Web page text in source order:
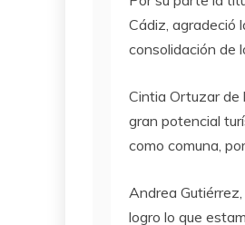
Cádiz, agradeció
consolidación de
Cintia Ortuzar de
gran potencial
como comuna,
Andrea
logro lo que